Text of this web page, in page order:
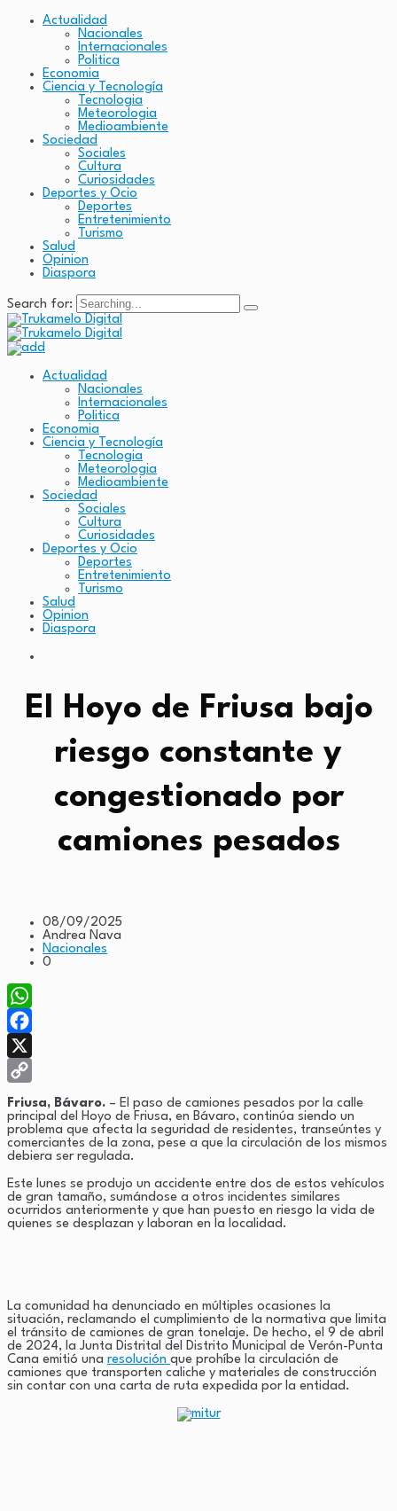
Actualidad
Nacionales
Internacionales
Politica
Economia
Ciencia y Tecnología
Tecnologia
Meteorologia
Medioambiente
Sociedad
Sociales
Cultura
Curiosidades
Deportes y Ocio
Deportes
Entretenimiento
Turismo
Salud
Opinion
Diaspora
Search for:
Actualidad
Nacionales
Internacionales
Politica
Economia
Ciencia y Tecnología
Tecnologia
Meteorologia
Medioambiente
Sociedad
Sociales
Cultura
Curiosidades
Deportes y Ocio
Deportes
Entretenimiento
Turismo
Salud
Opinion
Diaspora
El Hoyo de Friusa bajo
riesgo constante y
congestionado por
camiones pesados
08/09/2025
Andrea Nava
Nacionales
0
WhatsApp
Facebook
X
Copy
Link
Friusa, Bávaro. – El paso de camiones pesados por la calle
principal del Hoyo de Friusa, en Bávaro, continúa siendo un
problema que afecta la seguridad de residentes, transeúntes y
comerciantes de la zona, pese a que la circulación de los mismos
debiera ser regulada.
Este lunes se produjo un accidente entre dos de estos vehículos
de gran tamaño, sumándose a otros incidentes similares
ocurridos anteriormente y que han puesto en riesgo la vida de
quienes se desplazan y laboran en la localidad.
La comunidad ha denunciado en múltiples ocasiones la
situación, reclamando el cumplimiento de la normativa que limita
el tránsito de camiones de gran tonelaje. De hecho, el 9 de abril
de 2024, la Junta Distrital del Distrito Municipal de Verón-Punta
Cana emitió una resolución que prohíbe la circulación de
camiones que transporten caliche y materiales de construcción
sin contar con una carta de ruta expedida por la entidad.